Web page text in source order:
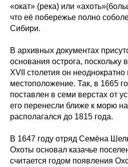
«окат» (река) или
что её побережье полно
Сибири.
В архивных документах
основания острога, поскольку
XVII столетия он
местоположение. Так, в 1665
поставлен в семи верстах от
его перенесли ближе к морю
располагался до 1815 года.
В 1647 году отряд Семёна
Охоты основал казачье
считается годом появления